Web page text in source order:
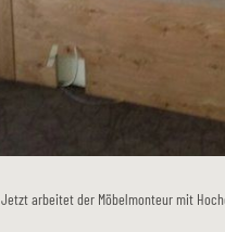
arbeitet der Möbelmonteur mit